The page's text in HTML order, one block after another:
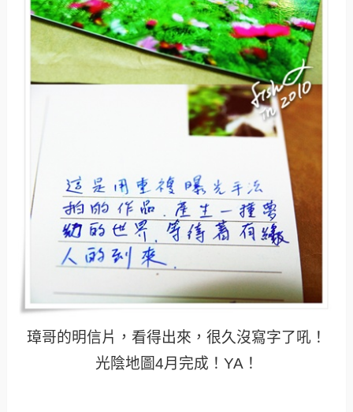
璋哥的明信片，看得出來，很久沒寫字了吼！
光陰地圖4月完成！YA！